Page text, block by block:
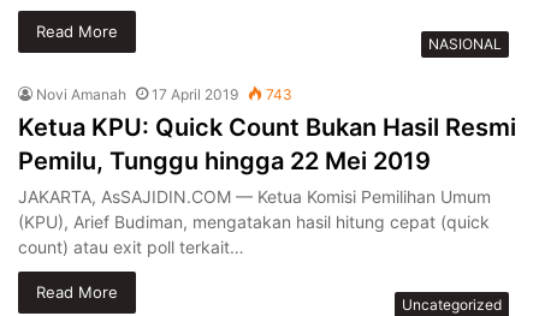
Read More
NASIONAL
Novi Amanah 17 April 2019 743
Ketua KPU: Quick Count Bukan Hasil Resmi
Pemilu, Tunggu hingga 22 Mei 2019
JAKARTA, AsSAJIDIN.COM — Ketua Komisi Pemilihan Umum
(KPU), Arief Budiman, mengatakan hasil hitung cepat (quick
count) atau exit poll terkait…
Read More
Uncategorized